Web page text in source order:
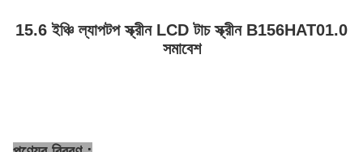
15.6 ইঞ্চি ল্যাপটপ স্ক্রীন LCD টাচ স্ক্রীন B156HAT01.0
সমাবেশ